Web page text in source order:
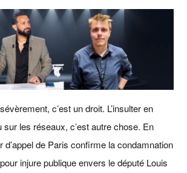
c’est un droit. L’insulter en
sur les réseaux, c’est autre chose. En
d’appel de Paris confirme la condamnation
injure publique envers le député Louis